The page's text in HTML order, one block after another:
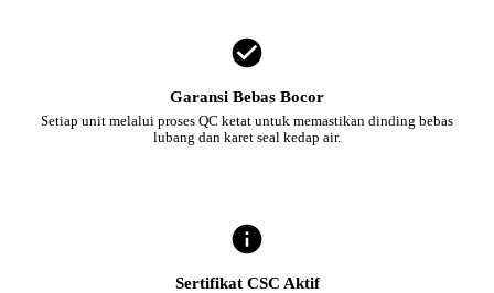
Garansi Bebas Bocor
Setiap unit melalui proses QC ketat untuk memastikan dinding bebas
lubang dan karet seal kedap air.
Sertifikat CSC Aktif